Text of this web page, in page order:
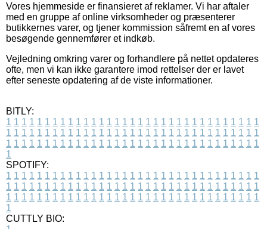
Vores hjemmeside er finansieret af reklamer. Vi har aftaler
med en gruppe af online virksomheder og præsenterer
butikkernes varer, og tjener kommission såfremt en af vores
besøgende gennemfører et indkøb.
Vejledning omkring varer og forhandlere på nettet opdateres
ofte, men vi kan ikke garantere imod rettelser der er lavet
efter seneste opdatering af de viste informationer.
BITLY:
1 1 1 1 1 1 1 1 1 1 1 1 1 1 1 1 1 1 1 1 1 1 1 1 1 1 1 1 1 1 1 1 1
1 1 1 1 1 1 1 1 1 1 1 1 1 1 1 1 1 1 1 1 1 1 1 1 1 1 1 1 1 1 1 1 1
1 1 1 1 1 1 1 1 1 1 1 1 1 1 1 1 1 1 1 1 1 1 1 1 1 1 1 1 1 1 1 1 1
1
SPOTIFY:
1 1 1 1 1 1 1 1 1 1 1 1 1 1 1 1 1 1 1 1 1 1 1 1 1 1 1 1 1 1 1 1 1
1 1 1 1 1 1 1 1 1 1 1 1 1 1 1 1 1 1 1 1 1 1 1 1 1 1 1 1 1 1 1 1 1
1 1 1 1 1 1 1 1 1 1 1 1 1 1 1 1 1 1 1 1 1 1 1 1 1 1 1 1 1 1 1 1 1
1
CUTTLY BIO: